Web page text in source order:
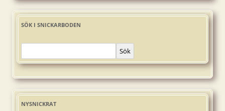
SÖK I SNICKARBODEN
Sök
NYSNICKRAT